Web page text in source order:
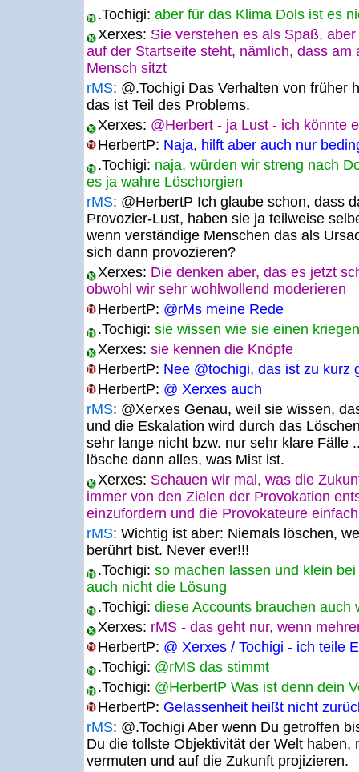
.Tochigi: aber für das Klima Dols ist es
Xerxes: Sie verstehen es als Spaß,
auf der Startseite steht, nämlich, dass am
Mensch sitzt
rMS: @.Tochigi Das Verhalten von früher
das ist Teil des Problems.
Xerxes: @Herbert - ja Lust - ich könnte
HerbertP: Naja, hilft aber auch nur
.Tochigi: naja, würden wir streng nach
es ja wahre Löschorgien
rMS: @HerbertP Ich glaube schon, dass
Provozier-Lust, haben sie ja teilweise
wenn verständige Menschen das als
sich dann provozieren?
Xerxes: Die denken aber, das es jetzt
obwohl wir sehr wohlwollend moderieren
HerbertP: @rMs meine Rede
.Tochigi: sie wissen wie sie einen kriegen
Xerxes: sie kennen die Knöpfe
HerbertP: Nee @tochigi, das ist zu kurz
HerbertP: @ Xerxes auch
rMS: @Xerxes Genau, weil sie wissen,
und die Eskalation wird durch das
sehr lange nicht bzw. nur sehr klare Fälle
lösche dann alles, was Mist ist.
Xerxes: Schauen wir mal, was die
immer von den Zielen der Provokation
einzufordern und die Provokateure
rMS: Wichtig ist aber: Niemals löschen,
berührt bist. Never ever!!!
.Tochigi: so machen lassen und klein
auch nicht die Lösung
.Tochigi: diese Accounts brauchen auch
Xerxes: rMS - das geht nur, wenn
HerbertP: @ Xerxes / Tochigi - ich teile
.Tochigi: @rMS das stimmt
.Tochigi: @HerbertP Was ist denn dein
HerbertP: Gelassenheit heißt nicht
rMS: @.Tochigi Aber wenn Du getroffen
Du die tollste Objektivität der Welt haben,
vermuten und auf die Zukunft projizieren.